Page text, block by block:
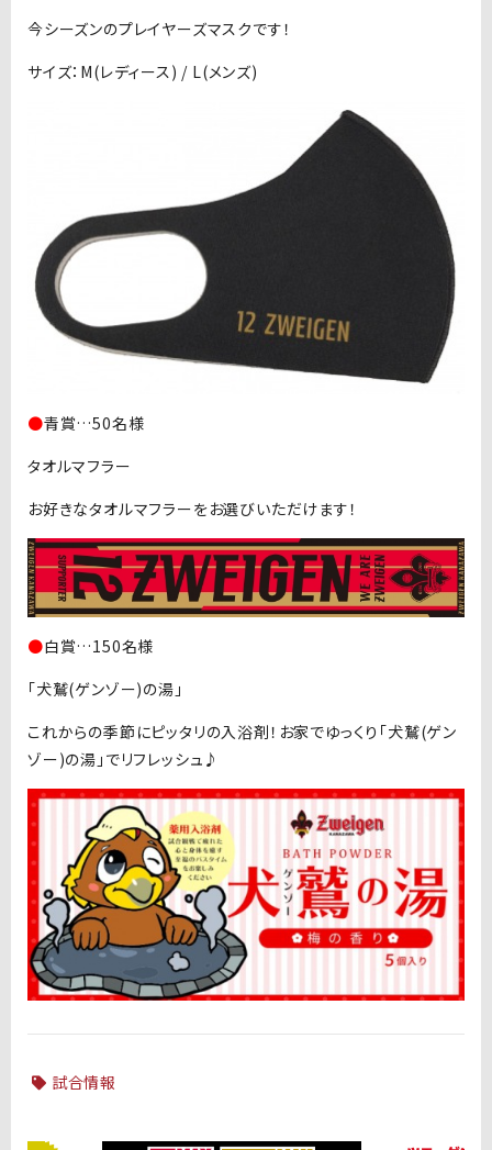
今シーズンのプレイヤーズマスクです！
サイズ：M(レディース) / L(メンズ)
●青賞…50名様
タオルマフラー
お好きなタオルマフラーをお選びいただけます！
●白賞…150名様
「犬鷲(ゲンゾー)の湯」
これからの季節にピッタリの入浴剤！お家でゆっくり「犬鷲(ゲン
ゾー)の湯」でリフレッシュ♪
試合情報